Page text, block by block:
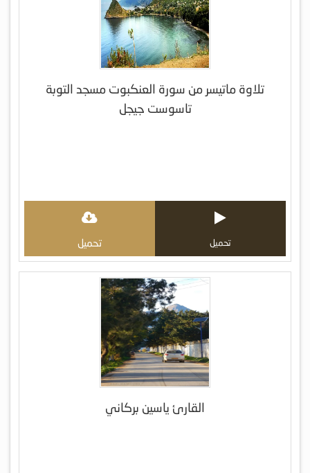
تلاوة ماتيسر من سورة العنكبوت مسجد التوبة
تاسوست جيجل
تحميل تحميل
القارئ ياسين بركاني